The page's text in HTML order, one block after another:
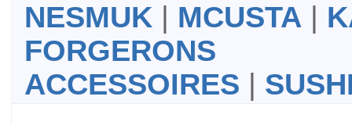
NESMUK MCUSTA
FORGERONS
ACCESSOIRES